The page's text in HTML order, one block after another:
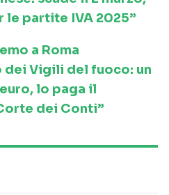
le partite IVA 2025”
a Roma
dei Vigili del fuoco: un
lo paga il
dei Conti”